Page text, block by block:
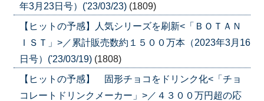
年3月23日号）('23/03/23) (1809)
【ヒットの予感】人気シリーズを刷新<「ＢＯＴＡＮ
ＩＳＴ」>／累計販売数約１５００万本（2023年3月16
日号）('23/03/19) (1808)
【ヒットの予感】 固形チョコをドリンク化<「チョ
コレートドリンクメーカー」>／４３００万円超の応